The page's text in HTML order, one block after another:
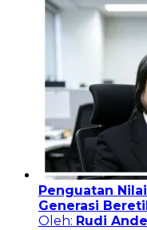
Penguatan
Generasi
Oleh: Rudi